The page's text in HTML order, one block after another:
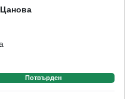
Потвърден